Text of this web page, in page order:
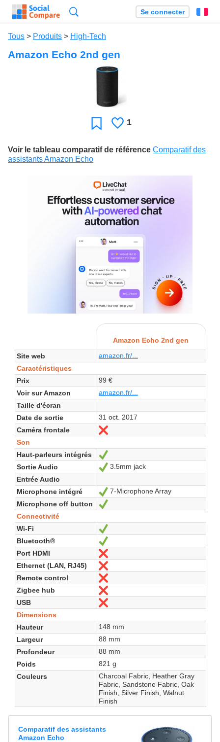
Se connecter
Tous > Produits > High-Tech
Amazon Echo 2nd gen
Favori J'aime
1
Voir le tableau comparatif de référence Comparatif des
assistants Amazon Echo
Amazon Echo 2nd gen
Site web
amazon.fr/...
Caractéristiques
Prix
99 €
Voir sur Amazon
amazon.fr/...
Taille d'écran
Date de sortie
31 oct. 2017
Caméra frontale
Son
Haut-parleurs intégrés
Sortie Audio
Oui
3.5mm jack
Entrée Audio
Microphone intégré
Oui
7-Microphone Array
Microphone off button
Connectivité
Wi-Fi
Bluetooth®
Port HDMI
Ethernet (LAN, RJ45)
Remote control
Zigbee hub
USB
Dimensions
Hauteur
148 mm
Largeur
88 mm
Profondeur
88 mm
Poids
821 g
Couleurs
Charcoal Fabric, Heather Gray
Fabric, Sandstone Fabric, Oak
Finish, Silver Finish, Walnut
Finish
Comparatif des assistants
Amazon Echo